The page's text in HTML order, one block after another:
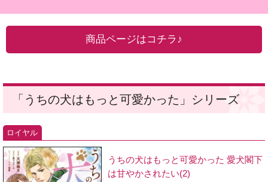
商品ページはコチラ♪
「うちの犬はもっと可愛かった」シリーズ
ロイヤル
うちの犬はもっと可愛かった 愛犬閣下
は甘やかされたい(2)